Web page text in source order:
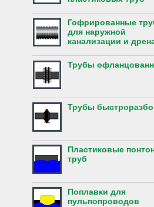
Гофрированные
для наружной
канализации и
Трубы
Трубы
Пластиковые
труб
Поплавки для
пульпопроводов